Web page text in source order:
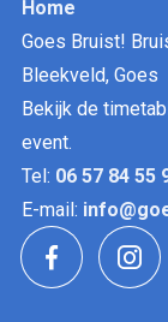
Home
Goes Bruist!
Bleekveld, Goes
Bekijk de
event.
Tel: 06 57 84 55
E-mail: